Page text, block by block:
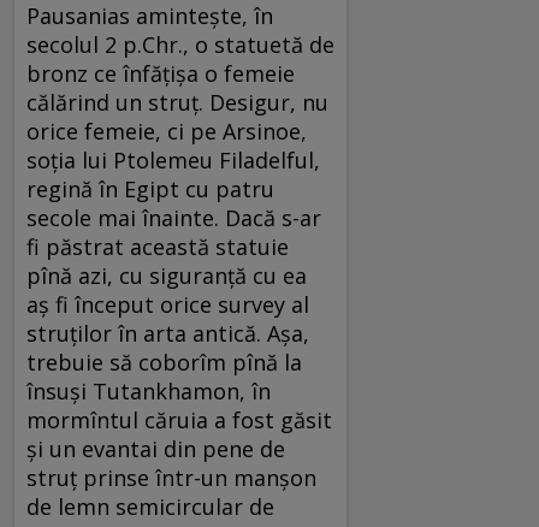
Pausanias amintește, în
secolul 2 p.Chr., o statuetă de
bronz ce înfățișa o femeie
călărind un struț. Desigur, nu
orice femeie, ci pe Arsinoe,
soția lui Ptolemeu Filadelful,
regină în Egipt cu patru
secole mai înainte. Dacă s-ar
fi păstrat această statuie
pînă azi, cu siguranță cu ea
aș fi început orice survey al
struților în arta antică. Așa,
trebuie să coborîm pînă la
însuși Tutankhamon, în
mormîntul căruia a fost găsit
și un evantai din pene de
struț prinse într-un manșon
de lemn semicircular de